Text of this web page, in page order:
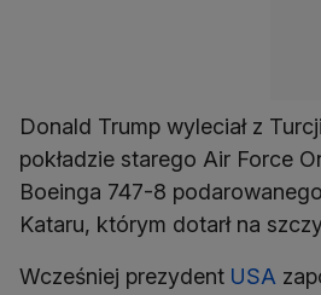
Donald Trump wyleciał z
pokładzie starego Air Force
Boeinga 747-8
Kataru, którym dotarł na
Wcześniej prezydent USA